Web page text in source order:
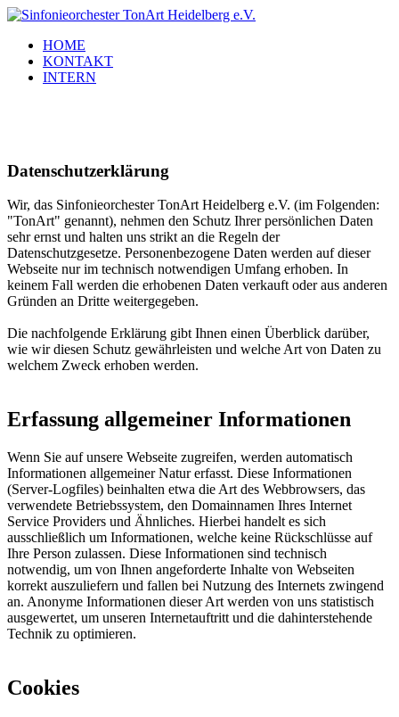
HOME
KONTAKT
INTERN
Datenschutzerklärung
Wir, das Sinfonieorchester TonArt Heidelberg e.V. (im Folgenden:
"TonArt" genannt), nehmen den Schutz Ihrer persönlichen Daten
sehr ernst und halten uns strikt an die Regeln der
Datenschutzgesetze. Personenbezogene Daten werden auf dieser
Webseite nur im technisch notwendigen Umfang erhoben. In
keinem Fall werden die erhobenen Daten verkauft oder aus anderen
Gründen an Dritte weitergegeben.
Die nachfolgende Erklärung gibt Ihnen einen Überblick darüber,
wie wir diesen Schutz gewährleisten und welche Art von Daten zu
welchem Zweck erhoben werden.
Erfassung allgemeiner Informationen
Wenn Sie auf unsere Webseite zugreifen, werden automatisch
Informationen allgemeiner Natur erfasst. Diese Informationen
(Server-Logfiles) beinhalten etwa die Art des Webbrowsers, das
verwendete Betriebssystem, den Domainnamen Ihres Internet
Service Providers und Ähnliches. Hierbei handelt es sich
ausschließlich um Informationen, welche keine Rückschlüsse auf
Ihre Person zulassen. Diese Informationen sind technisch
notwendig, um von Ihnen angeforderte Inhalte von Webseiten
korrekt auszuliefern und fallen bei Nutzung des Internets zwingend
an. Anonyme Informationen dieser Art werden von uns statistisch
ausgewertet, um unseren Internetauftritt und die dahinterstehende
Technik zu optimieren.
Cookies